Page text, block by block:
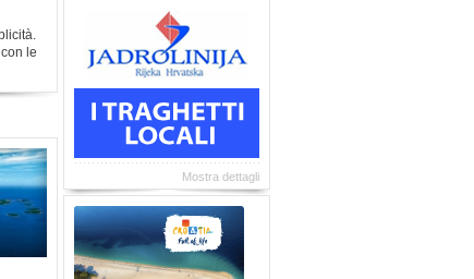
le
Mostra dettagli